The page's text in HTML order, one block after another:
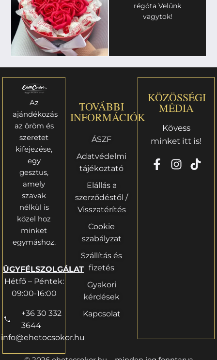
régóta Velünk
vagytok!
Az
ajándékozás
az öröm és
szeretet
kifejezése,
egy
gesztus,
amely
szavak
nélkül is
közel hoz
minket
egymáshoz.
ÜGYFÉLSZOLGÁLAT
Hétfő – Péntek:
09:00-16:00
+36 30 332
3644
info@ehetocsokor.hu
TOVÁBBI
INFORMÁCIÓK
ÁSZF
Adatvédelmi
tájékoztató
Elállás a
szerződéstől /
Visszatérítés
Cookie
szabályzat
Szállítás és
fizetés
Gyakori
kérdések
Kapcsolat
KÖZÖSSÉGI
MÉDIA
Kövess
minket itt is!